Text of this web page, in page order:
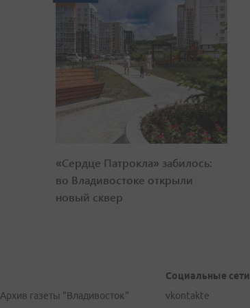
«Сердце Патрокла» забилось:
во Владивостоке открыли
новый сквер
Архив газеты "Владивосток"
Социальные сети
vkontakte